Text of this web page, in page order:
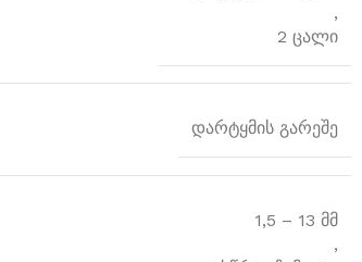
,
2 ცალი
დარტყმის გარეშე
1,5 – 13 მმ
,